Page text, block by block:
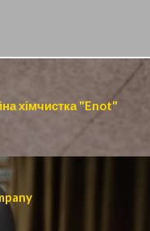
хімчистка "Enot"